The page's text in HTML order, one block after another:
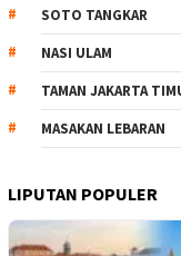
SOTO TANGKAR
NASI ULAM
TAMAN JAKARTA
MASAKAN LEBARAN
LIPUTAN POPULER